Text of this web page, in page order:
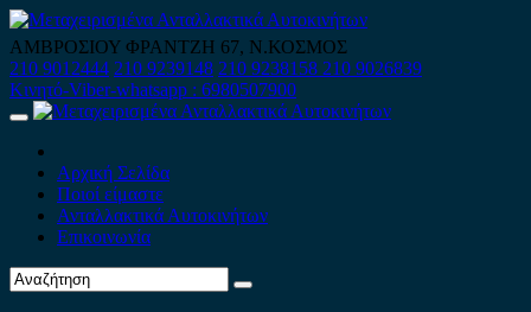
Skip
to
content
ΑΜΒΡΟΣΙΟΥ ΦΡΑΝΤΖΗ 67, Ν.ΚΟΣΜΟΣ
210 9012444 210 9239148 210 9238158 210 9026839
Κινητό-Viber-whatsapp : 6980507900
Primary
Αρχική Σελίδα
Ποιοί είμαστε
Ανταλλακτικά Αυτοκινήτων
Επικοινωνία